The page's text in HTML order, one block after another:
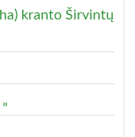
kranto Širvintų